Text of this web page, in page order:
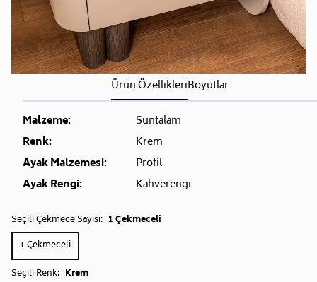
Ürün ÖzellikleriBoyutlar
Malzeme:
Suntalam
Renk:
Krem
Ayak Malzemesi:
Profil
Ayak Rengi:
Kahverengi
Seçili Çekmece Sayısı: 1 Çekmeceli
1 Çekmeceli
Seçili Renk: Krem